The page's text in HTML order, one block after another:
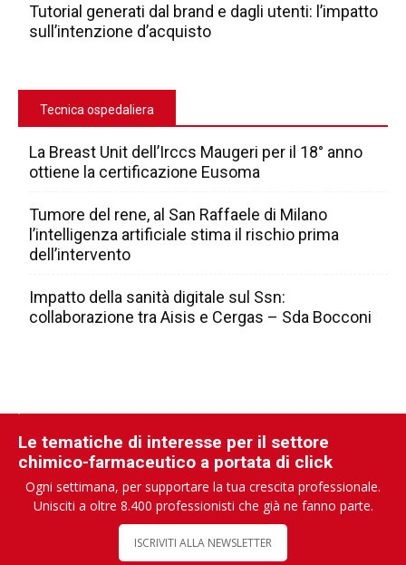
Tutorial generati dal brand e dagli utenti: l’impatto
sull’intenzione d’acquisto
Tecnica ospedaliera
La Breast Unit dell’Irccs Maugeri per il 18° anno
ottiene la certificazione Eusoma
Tumore del rene, al San Raffaele di Milano
l’intelligenza artificiale stima il rischio prima
dell’intervento
Impatto della sanità digitale sul Ssn:
collaborazione tra Aisis e Cergas – Sda Bocconi
Le tematiche di interesse per il settore
chimico-farmaceutico a portata di click
Ogni settimana, per supportare la tua crescita professionale.
Unisciti a oltre 8.400 professionisti che già ne fanno parte.
ISCRIVITI ALLA NEWSLETTER